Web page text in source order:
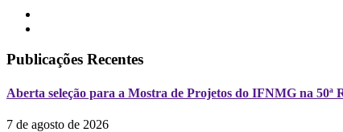
Publicações Recentes
Aberta seleção para a Mostra de Projetos do IFNMG na 50ª
7 de agosto de 2026